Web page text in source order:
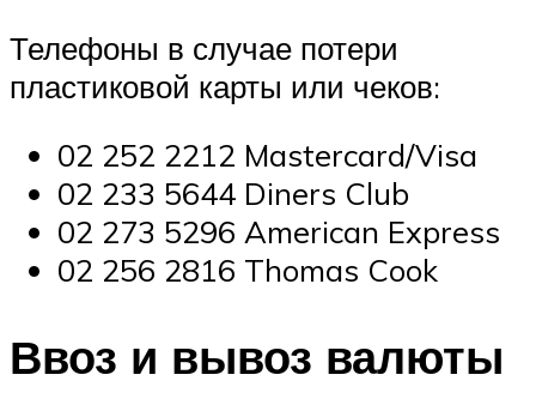
Телефоны в случае потери
пластиковой карты или чеков:
02 252 2212 Mastercard/Visa
02 233 5644 Diners Club
02 273 5296 American Express
02 256 2816 Thomas Cook
Ввоз и вывоз валюты